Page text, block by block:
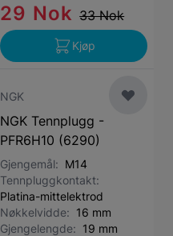
29 Nok 33 Nok
Kjøp
NGK
NGK Tennplugg -
PFR6H10 (6290)
Gjengemål: M14
Tennpluggkontakt:
Platina-mittelektrod
Nøkkelvidde: 16 mm
Gjengelengde: 19 mm